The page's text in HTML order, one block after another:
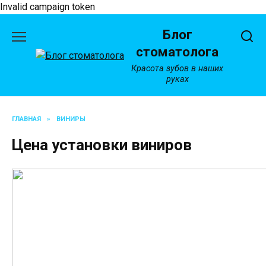
Invalid campaign token
содержанию
Блог
стоматолога
Красота зубов в наших
руках
ГЛАВНАЯ » ВИНИРЫ
Цена установки виниров